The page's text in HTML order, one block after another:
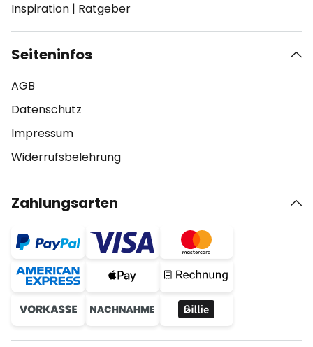
Inspiration | Ratgeber
Seiteninfos
AGB
Datenschutz
Impressum
Widerrufsbelehrung
Zahlungsarten